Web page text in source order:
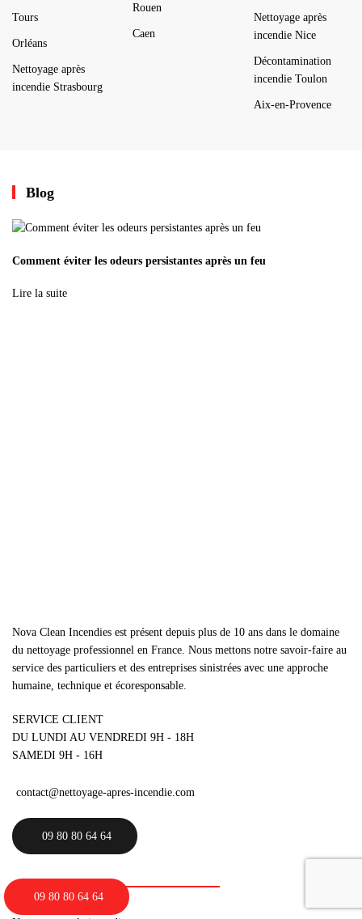
09 80 80 64 64
Tours
Orléans
Nettoyage après
incendie Strasbourg
Rouen
Caen
Nettoyage après
incendie Nice
Décontamination
incendie Toulon
Aix-en-Provence
Blog
Comment éviter les odeurs persistantes après un feu
Lire la suite
Nova Clean Incendies est présent depuis plus de 10 ans dans le domaine
du nettoyage professionnel en France. Nous mettons notre savoir-faire au
service des particuliers et des entreprises sinistrées avec une approche
humaine, technique et écoresponsable.
SERVICE CLIENT
DU LUNDI AU VENDREDI 9H - 18H
SAMEDI 9H - 16H
contact@nettoyage-apres-incendie.com
09 80 80 64 64